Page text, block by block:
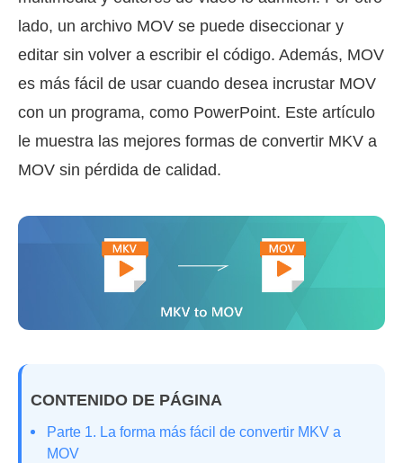
lado, un archivo MOV se puede diseccionar y
editar sin volver a escribir el código. Además, MOV
es más fácil de usar cuando desea incrustar MOV
con un programa, como PowerPoint. Este artículo
le muestra las mejores formas de convertir MKV a
MOV sin pérdida de calidad.
CONTENIDO DE PÁGINA
Parte 1. La forma más fácil de convertir MKV a
MOV